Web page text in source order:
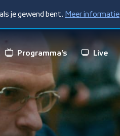
je gewend bent. Meer informatie
Programma's Live